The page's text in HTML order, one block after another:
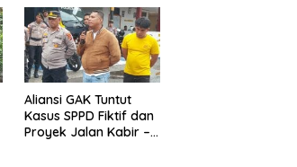
Kreatif Terbatas( MBA
Aliansi GAK Tuntut
Kasus SPPD Fiktif dan
Proyek Jalan Kabir –